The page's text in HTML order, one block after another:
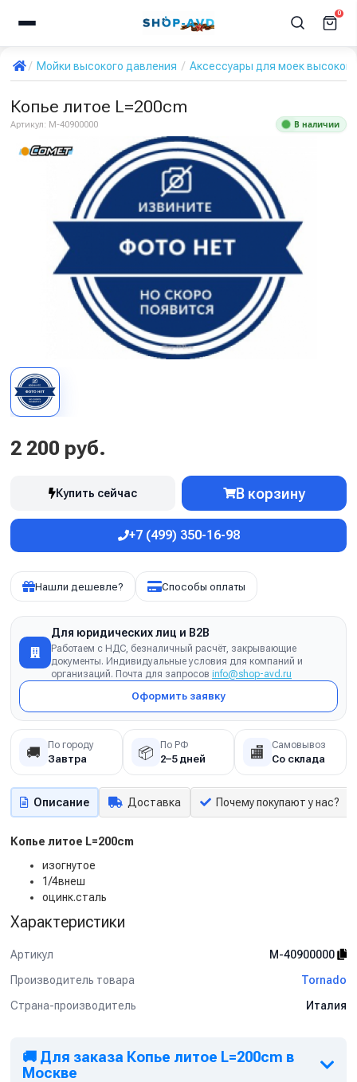
0
Мойки высокого давления Аксессуары для моек
Копье литое L=200cm
Артикул: M-40900000 В наличии
2 200 руб.
Купить сейчас В корзину
+7 (499) 350-16-98
Нашли дешевле? Способы оплаты
Для юридических лиц и B2B
Работаем с НДС, безналичный расчёт, закрывающие
документы. Индивидуальные условия для компаний и
организаций. Почта для запросов info@shop-avd.ru
Оформить заявку
🚚 По городу
Завтра 📦 По РФ
2–5 дней 🏬 Самовывоз
Со склада
Описание Доставка Почему покупают у нас?
Копье литое L=200cm
изогнутое
1/4внеш
оцинк.сталь
Характеристики
Артикул
M-40900000
Производитель товара
Tornado
Страна-производитель
Италия
🚚 Для заказа Копье литое L=200cm в
Москве